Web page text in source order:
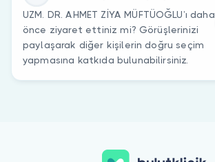
UZM. DR. AHMET ZİYA MÜFTÜOĞLU’ı daha
önce ziyaret ettiniz mi? Görüşlerinizi
paylaşarak diğer kişilerin doğru seçim
yapmasına katkıda bulunabilirsiniz.